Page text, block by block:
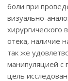
боли при
визуально-
хирургического
отека, наличие
так же
манипуляцией
цель